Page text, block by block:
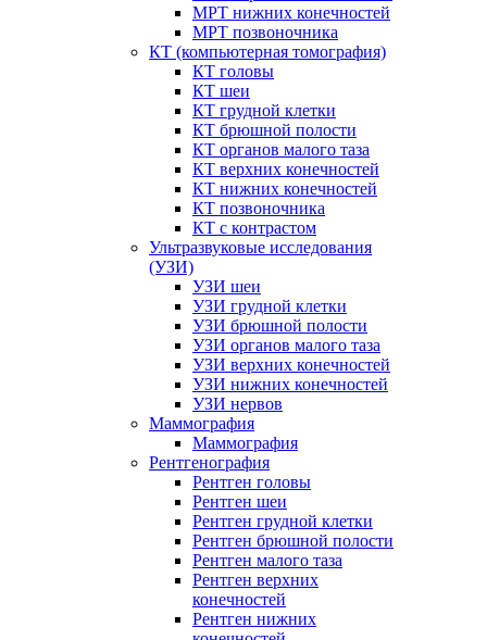
МРТ нижних конечностей
МРТ позвоночника
КТ (компьютерная томография)
КТ головы
КТ шеи
КТ грудной клетки
КТ брюшной полости
КТ органов малого таза
КТ верхних конечностей
КТ нижних конечностей
КТ позвоночника
КТ с контрастом
Ультразвуковые исследования
(УЗИ)
УЗИ шеи
УЗИ грудной клетки
УЗИ брюшной полости
УЗИ органов малого таза
УЗИ верхних конечностей
УЗИ нижних конечностей
УЗИ нервов
Маммография
Маммография
Рентгенография
Рентген головы
Рентген шеи
Рентген грудной клетки
Рентген брюшной полости
Рентген малого таза
Рентген верхних
конечностей
Рентген нижних